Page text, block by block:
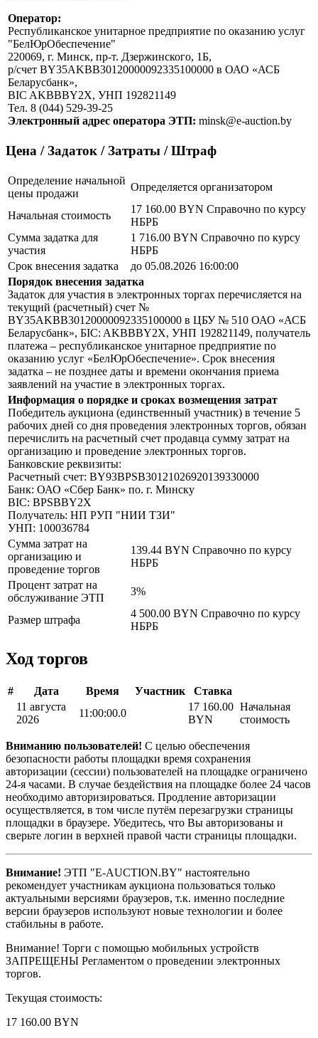
Оператор:
Республиканское унитарное предприятие по оказанию услуг
"БелЮрОбеспечение"
220069, г. Минск, пр-т. Дзержинского, 1Б,
р/счет BY35AKBB30120000092335100000 в ОАО «АСБ
Беларусбанк»,
BIC AKBBBY2X, УНП 192821149
Тел. 8 (044) 529-39-25
Электронный адрес оператора ЭТП: minsk@e-auction.by
Цена / Задаток / Затраты / Штраф
Определение начальной
цены продажи
Определяется организатором
Начальная стоимость
17 160.00 BYN Справочно по курсу
НБРБ
Сумма задатка для
участия
1 716.00 BYN Справочно по курсу
НБРБ
Срок внесения задатка
до 05.08.2026 16:00:00
Порядок внесения задатка
Задаток для участия в электронных торгах перечисляется на
текущий (расчетный) счет №
BY35AKBB30120000092335100000 в ЦБУ № 510 ОАО «АСБ
Беларусбанк», БIC: AKBBBY2X, УНП 192821149, получатель
платежа – республиканское унитарное предприятие по
оказанию услуг «БелЮрОбеспечение». Срок внесения
задатка – не позднее даты и времени окончания приема
заявлений на участие в электронных торгах.
Информация о порядке и сроках возмещения затрат
Победитель аукциона (единственный участник) в течение 5
рабочих дней со дня проведения электронных торгов, обязан
перечислить на расчетный счет продавца сумму затрат на
организацию и проведение электронных торгов.
Банковские реквизиты:
Расчетный счет: BY93BPSB30121026920139330000
Банк: ОАО «Сбер Банк» по. г. Минску
BIC: BPSBBY2X
Получатель: НП РУП "НИИ ТЗИ"
УНП: 100036784
Сумма затрат на
организацию и
проведение торгов
139.44 BYN Справочно по курсу
НБРБ
Процент затрат на
обслуживание ЭТП
3%
Размер штрафа
4 500.00 BYN Справочно по курсу
НБРБ
Ход торгов
# Дата Время Участник
Ставка
11 августа
2026
11:00:00.0
17 160.00
BYN
Начальная
стоимость
Вниманию пользователей! С целью обеспечения
безопасности работы площадки время сохранения
авторизации (сессии) пользователей на площадке ограничено
24-я часами. В случае бездействия на площадке более 24 часов
необходимо авторизироваться. Продление авторизации
осуществляется, в том числе путём перезагрузки страницы
площадки в браузере. Убедитесь, что Вы авторизованы и
сверьте логин в верхней правой части страницы площадки.
Внимание! ЭТП "E-AUCTION.BY" настоятельно
рекомендует участникам аукциона пользоваться только
актуальными версиями браузеров, т.к. именно последние
версии браузеров используют новые технологии и более
стабильны в работе.
Внимание! Торги с помощью мобильных устройств
ЗАПРЕЩЕНЫ Регламентом о проведении электронных
торгов.
Текущая стоимость:
17 160.00 BYN